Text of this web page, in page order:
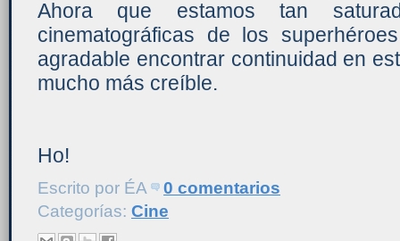
Ahora que estamos tan
cinematográficas de los
agradable encontrar continuidad en
mucho más creíble.
Ho!
Escrito por ÉA
0 comentarios
Categorías: Cine